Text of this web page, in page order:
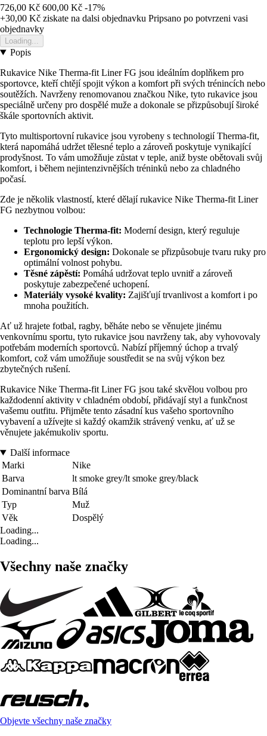
726,00 Kč 600,00 Kč -17%
+30,00 Kč ziskate na dalsi objednavku Pripsano po potvrzeni vasi
objednavky
Loading...
Popis
Rukavice Nike Therma-fit Liner FG jsou ideálním doplňkem pro
sportovce, kteří chtějí spojit výkon a komfort při svých trénincích nebo
soutěžích. Navrženy renomovanou značkou Nike, tyto rukavice jsou
speciálně určeny pro dospělé muže a dokonale se přizpůsobují široké
škále sportovních aktivit.
Tyto multisportovní rukavice jsou vyrobeny s technologií Therma-fit,
která napomáhá udržet tělesné teplo a zároveň poskytuje vynikající
prodyšnost. To vám umožňuje zůstat v teple, aniž byste obětovali svůj
komfort, i během nejintenzivnějších tréninků nebo za chladného
počasí.
Zde je několik vlastností, které dělají rukavice Nike Therma-fit Liner
FG nezbytnou volbou:
Technologie Therma-fit: Moderní design, který reguluje
teplotu pro lepší výkon.
Ergonomický design: Dokonale se přizpůsobuje tvaru ruky pro
optimální volnost pohybu.
Těsné zápěstí: Pomáhá udržovat teplo uvnitř a zároveň
poskytuje zabezpečené uchopení.
Materiály vysoké kvality: Zajišťují trvanlivost a komfort i po
mnoha použitích.
Ať už hrajete fotbal, ragby, běháte nebo se věnujete jinému
venkovnímu sportu, tyto rukavice jsou navrženy tak, aby vyhovovaly
potřebám moderních sportovců. Nabízí příjemný úchop a trvalý
komfort, což vám umožňuje soustředit se na svůj výkon bez
zbytečných rušení.
Rukavice Nike Therma-fit Liner FG jsou také skvělou volbou pro
každodenní aktivity v chladném období, přidávají styl a funkčnost
vašemu outfitu. Přijměte tento zásadní kus vašeho sportovního
vybavení a užívejte si každý okamžik strávený venku, ať už se
věnujete jakémukoliv sportu.
Další informace
Marki
Nike
Barva
lt smoke grey/lt smoke grey/black
Dominantní barva Bílá
Typ
Muž
Věk
Dospělý
Loading...
Loading...
Všechny naše značky
Objevte všechny naše značky